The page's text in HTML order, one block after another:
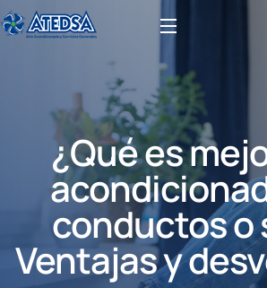
¿Qué es
conductos o
Ventajas y